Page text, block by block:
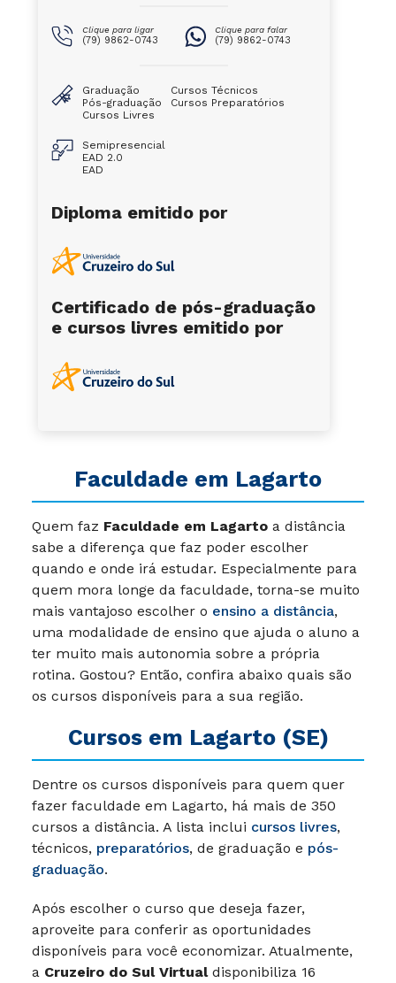
Faculdade em Lagarto
Quem faz Faculdade em Lagarto a distância
sabe a diferença que faz poder escolher
quando e onde irá estudar. Especialmente para
quem mora longe da faculdade, torna-se muito
mais vantajoso escolher o ensino a distância,
uma modalidade de ensino que ajuda o aluno a
ter muito mais autonomia sobre a própria
rotina. Gostou? Então, confira abaixo quais são
os cursos disponíveis para a sua região.
Cursos em Lagarto (SE)
Dentre os cursos disponíveis para quem quer
fazer faculdade em Lagarto, há mais de 350
cursos a distância. A lista inclui cursos livres,
técnicos, preparatórios, de graduação e pós-
graduação.
Após escolher o curso que deseja fazer,
aproveite para conferir as oportunidades
disponíveis para você economizar. Atualmente,
a Cruzeiro do Sul Virtualdisponibiliza 16
Clique para ligar
(79) 9862-0743
Clique para falar
(79) 9862-0743
Graduação
Pós-graduação
Cursos Livres
Cursos Técnicos
Cursos Preparatórios
Semipresencial
EAD 2.0
EAD
Diploma emitido por
Certificado de pós-graduação
e cursos livres emitido por